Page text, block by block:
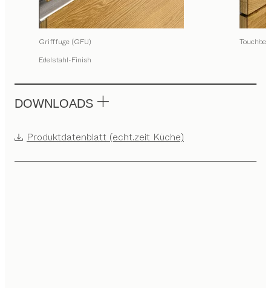
Grifffuge (GFU)
Edelstahl-Finish
DOWNLOADS
Produktdatenblatt (echt.zeit Küche)